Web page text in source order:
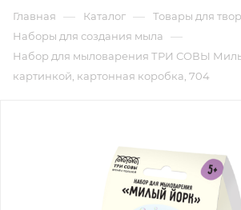
Главная — Каталог — Товары для
Наборы для создания мыла —
Набор для мыловарения ТРИ СОВЫ
картинкой, картонная коробка, 704